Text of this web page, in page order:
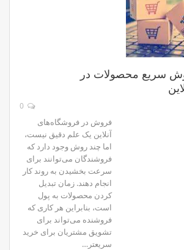
سریع محصولات در
فروش در فروشگاه‌های
آنلاین یک علم دقیق نیست،
اما چند روش وجود دارد که
فروشندگان می‌توانند برای
سرعت بخشیدن به روند کار
انجام دهند. زمان تبدیل
کردن محصولات به پول
است، بنابراین هر کاری که
فروشنده می‌تواند برای
تشویق مشتریان برای خرید
سریعتر…